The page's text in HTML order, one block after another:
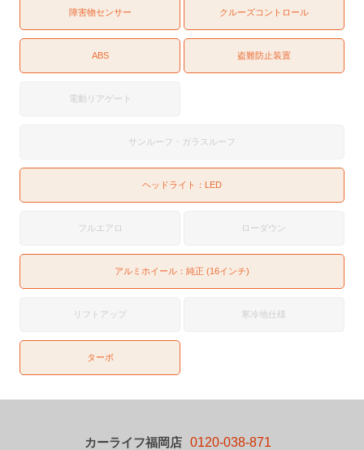
障害物センサー クルーズコントロール
ABS 盗難防止装置
電動リアゲート
サンルーフ・ガラスルーフ
ヘッドライト： LED
フルエアロ ローダウン
アルミホイール：純正 (16インチ)
リフトアップ 寒冷地仕様
ターボ
カーライフ福岡店 0120-038-871